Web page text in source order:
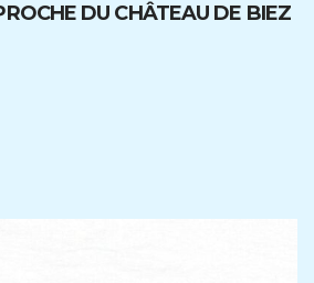
DU CHÂTEAU DE BIEZ